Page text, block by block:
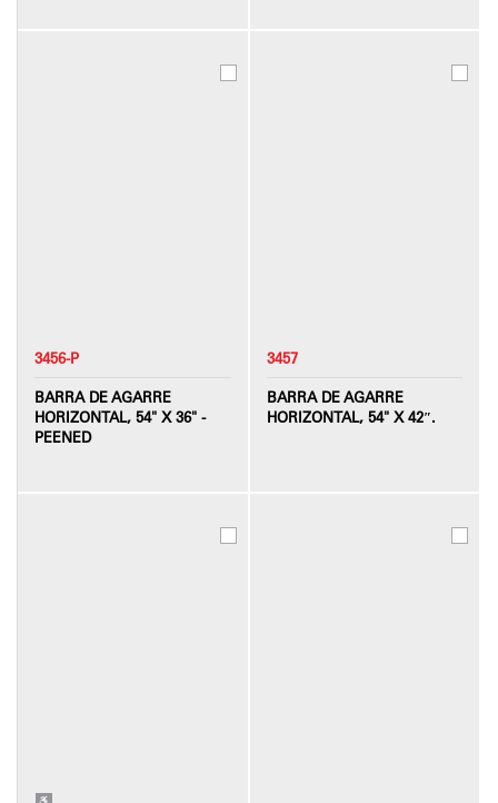
3456-P
BARRA DE AGARRE
HORIZONTAL, 54" X 36" -
PEENED
3457
BARRA DE AGARRE
HORIZONTAL, 54" X 42″.